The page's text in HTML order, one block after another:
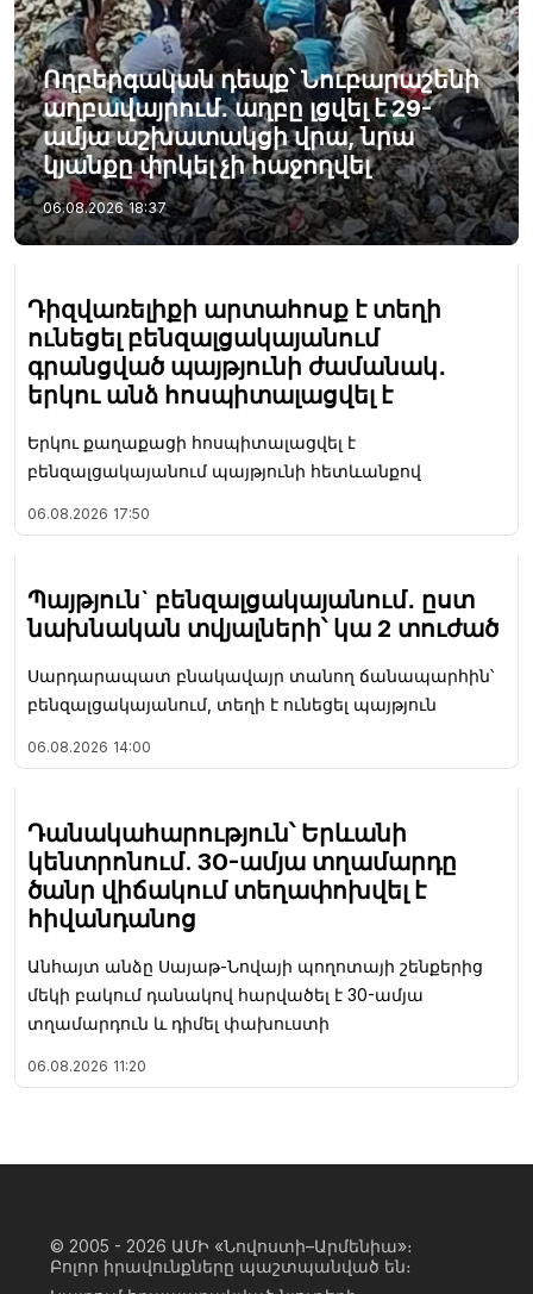
Ողբերգական դեպք՝ Նուբարաշենի
աղբավայրում․ աղբը լցվել է 29-
ամյա աշխատակցի վրա, նրա
կյանքը փրկել չի հաջողվել
06.08.2026 18:37
Դիզվառելիքի արտահոսք է տեղի
ունեցել բենզալցակայանում
գրանցված պայթյունի ժամանակ․
երկու անձ հոսպիտալացվել է
Երկու քաղաքացի հոսպիտալացվել է
բենզալցակայանում պայթյունի հետևանքով
06.08.2026 17:50
Պայթյուն` բենզալցակայանում․ ըստ
նախնական տվյալների՝ կա 2 տուժած
Սարդարապատ բնակավայր տանող ճանապարհին՝
բենզալցակայանում, տեղի է ունեցել պայթյուն
06.08.2026 14:00
Դանակահարություն՝ Երևանի
կենտրոնում. 30-ամյա տղամարդը
ծանր վիճակում տեղափոխվել է
հիվանդանոց
Անհայտ անձը Սայաթ-Նովայի պողոտայի շենքերից
մեկի բակում դանակով հարվածել է 30-ամյա
տղամարդուն և դիմել փախուստի
06.08.2026 11:20
© 2005 - 2026 ԱՄԻ «Նովոստի–Արմենիա»։
Բոլոր իրավունքները պաշտպանված են։